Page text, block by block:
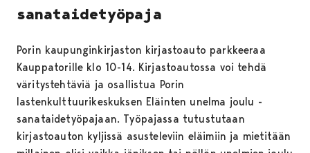
sanataidetyöpaja
Porin kaupunginkirjaston kirjastoauto parkkeeraa
Kauppatorille klo 10-14. Kirjastoautossa voi tehdä
väritystehtäviä ja osallistua Porin
lastenkulttuurikeskuksen Eläinten unelma joulu -
sanataidetyöpajaan. Työpajassa tutustutaan
kirjastoauton kyljissä asusteleviin eläimiin ja mietitään